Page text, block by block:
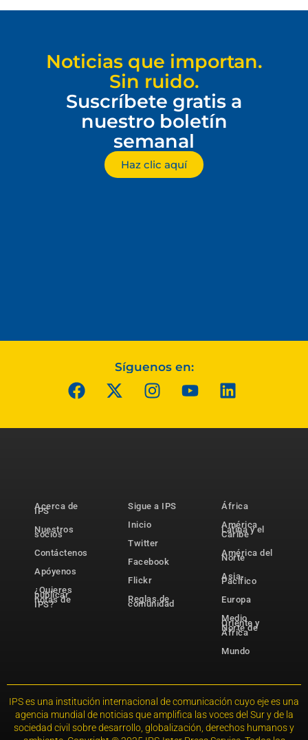
Noticias que importan.
Sin ruido.
Suscríbete gratis a
nuestro boletín
semanal
Haz clic aquí
Síguenos en:
Acerca de
IPS
Nuestros
socios
Contáctenos
Apóyenos
¿Quieres
publicar
notas de
IPS?
Sigue a IPS
Inicio
Twitter
Facebook
Flickr
Reglas de
comunidad
África
América
Latina y el
Caribe
América del
Norte
Asia-
Pacífico
Europa
Medio
Oriente y
Norte de
África
Mundo
IPS es una institución internacional de comunicación cuyo eje es una
agencia mundial de noticias que amplifica las voces del Sur y de la
sociedad civil sobre desarrollo, globalización, derechos humanos y